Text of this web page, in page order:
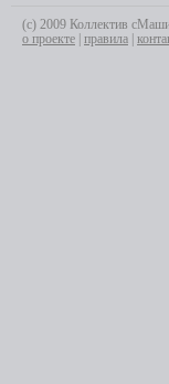
(с) 2009 Коллектив
о проекте
правила